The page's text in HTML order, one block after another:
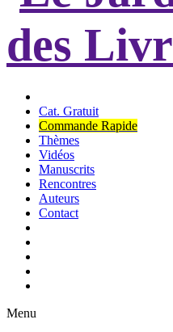
Cat. Gratuit
Commande Rapide
Thèmes
Vidéos
Manuscrits
Rencontres
Auteurs
Contact
Menu